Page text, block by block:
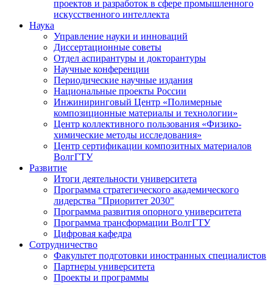
проектов и разработок в сфере промышленного
искусственного интеллекта
Наука
Управление науки и инноваций
Диссертационные советы
Отдел аспирантуры и докторантуры
Научные конференции
Периодические научные издания
Национальные проекты России
Инжиниринговый Центр «Полимерные
композиционные материалы и технологии»
Центр коллективного пользования «Физико-
химические методы исследования»
Центр сертификации композитных материалов
ВолгГТУ
Развитие
Итоги деятельности университета
Программа стратегического академического
лидерства "Приоритет 2030"
Программа развития опорного университета
Программа трансформации ВолгГТУ
Цифровая кафедра
Сотрудничество
Факультет подготовки иностранных специалистов
Партнеры университета
Проекты и программы